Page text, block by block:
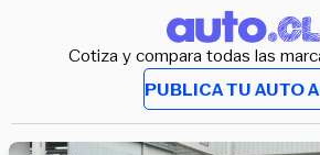
Cotiza y compara todas las
PUBLICA TU AUTO